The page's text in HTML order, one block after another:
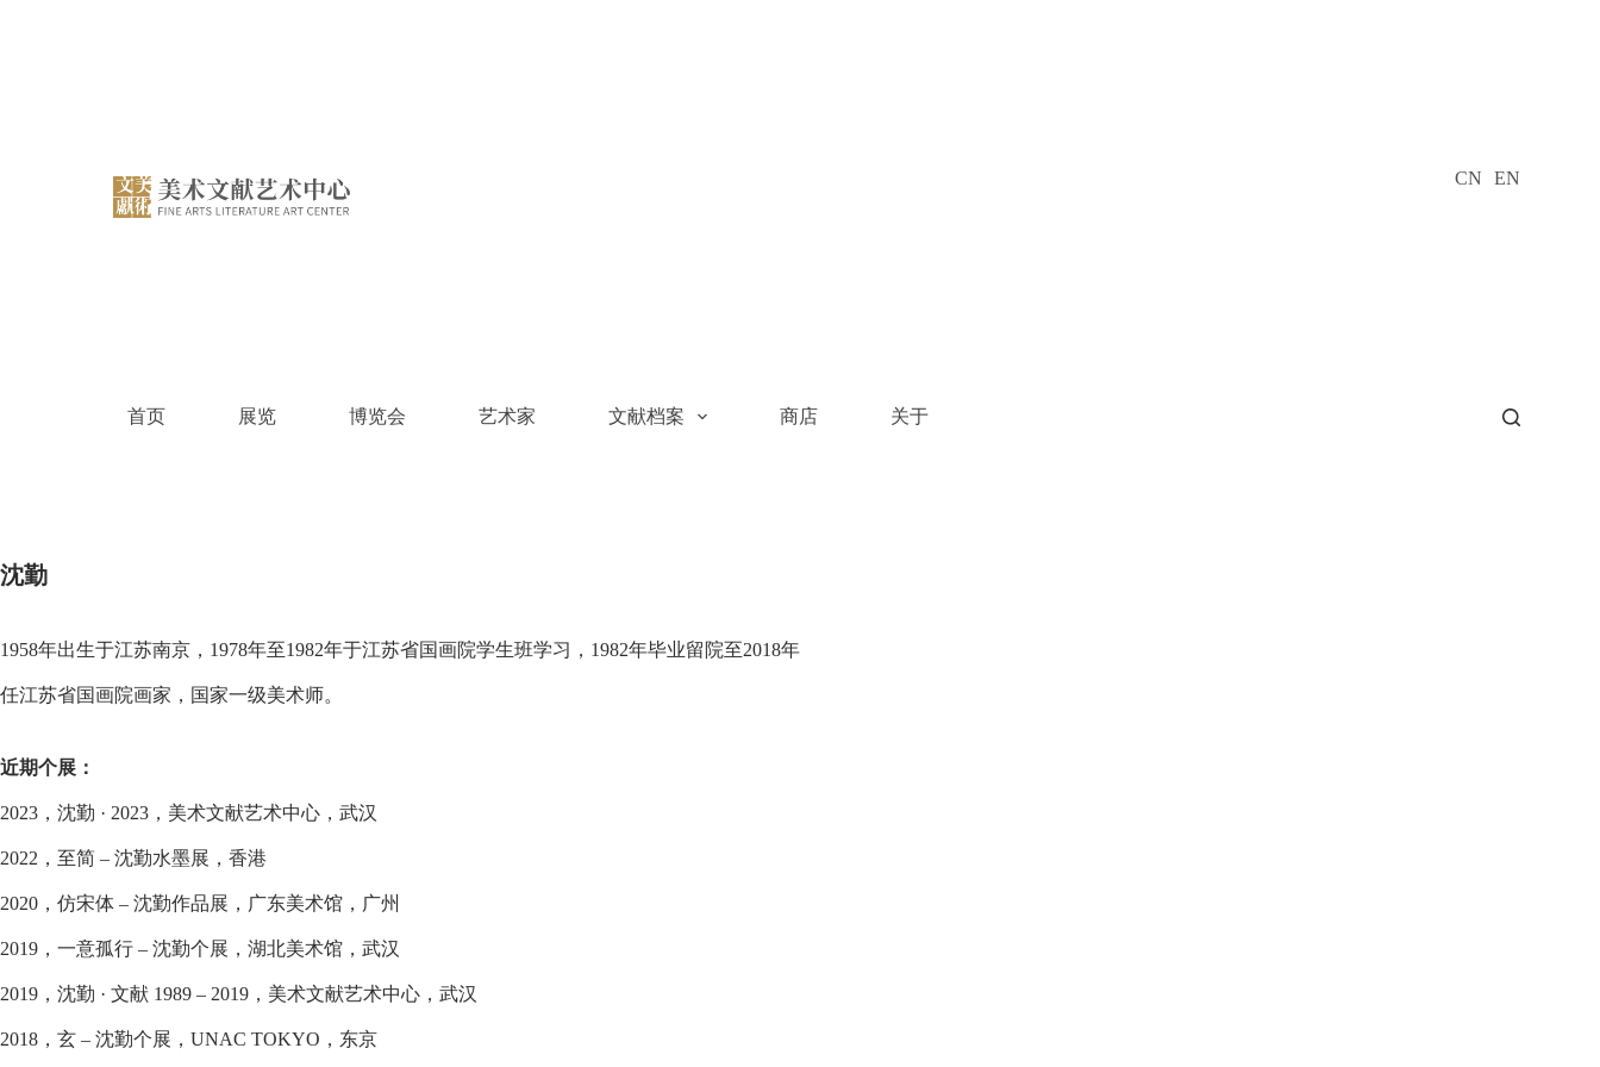
CN EN
首页 展览 博览会 艺术家 文献档案 商店 关于
沈勤
1958年出生于江苏南京，1978年至1982年于江苏省国画院学生班学习，1982年毕业留院至2018年
任江苏省国画院画家，国家一级美术师。
近期个展：
2023，沈勤 · 2023，美术文献艺术中心，武汉
2022，至简 – 沈勤水墨展，香港
2020，仿宋体 – 沈勤作品展，广东美术馆，广州
2019，一意孤行 – 沈勤个展，湖北美术馆，武汉
2019，沈勤 · 文献 1989 – 2019，美术文献艺术中心，武汉
2018，玄 – 沈勤个展，UNAC TOKYO，东京